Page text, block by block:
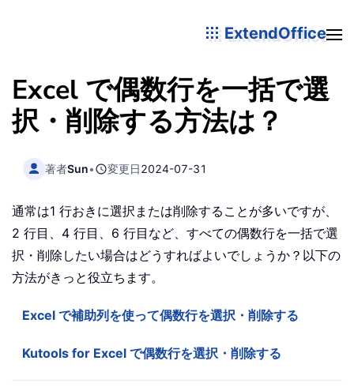
ExtendOffice
Excel で偶数行を一括で選
択・削除する方法は？
著者Sun• 変更日2024-07-31
通常は1 行おきに選択または削除することが多いですが、
2 行目、4 行目、6 行目など、すべての偶数行を一括で選
択・削除したい場合はどうすればよいでしょうか？以下の
方法がきっと役立ちます。
Excel で補助列を使って偶数行を選択・削除する
Kutools for Excel で偶数行を選択・削除する